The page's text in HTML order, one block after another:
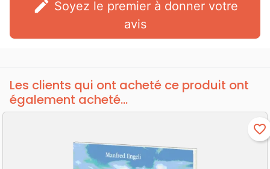
edit
avis
Les clients qui ont acheté ce produit ont
également acheté...
favorite_border